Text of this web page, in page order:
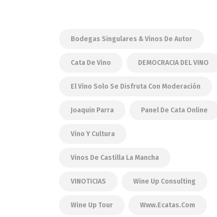
Bodegas Singulares & Vinos De Autor
Cata De Vino DEMOCRACIA DEL VINO
El Vino Solo Se Disfruta Con Moderación
Joaquin Parra Panel De Cata Online
Vino Y Cultura
Vinos De Castilla La Mancha
VINOTICIAS Wine Up Consulting
Wine Up Tour Www.ecatas.com